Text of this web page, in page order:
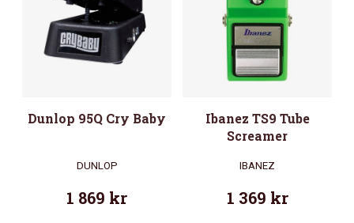
Dunlop 95Q Cry Baby
DUNLOP
1 869 kr
Ibanez TS9 Tube
Screamer
IBANEZ
1 369 kr